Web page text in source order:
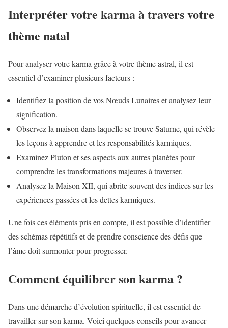
Interpréter votre karma à travers votre
thème natal
Pour analyser votre karma grâce à votre thème astral, il est
essentiel d’examiner plusieurs facteurs :
Identifiez la position de vos Nœuds Lunaires et analysez leur
signification.
Observez la maison dans laquelle se trouve Saturne, qui révèle
les leçons à apprendre et les responsabilités karmiques.
Examinez Pluton et ses aspects aux autres planètes pour
comprendre les transformations majeures à traverser.
Analysez la Maison XII, qui abrite souvent des indices sur les
expériences passées et les dettes karmiques.
Une fois ces éléments pris en compte, il est possible d’identifier
des schémas répétitifs et de prendre conscience des défis que
l’âme doit surmonter pour progresser.
Comment équilibrer son karma ?
Dans une démarche d’évolution spirituelle, il est essentiel de
travailler sur son karma. Voici quelques conseils pour avancer